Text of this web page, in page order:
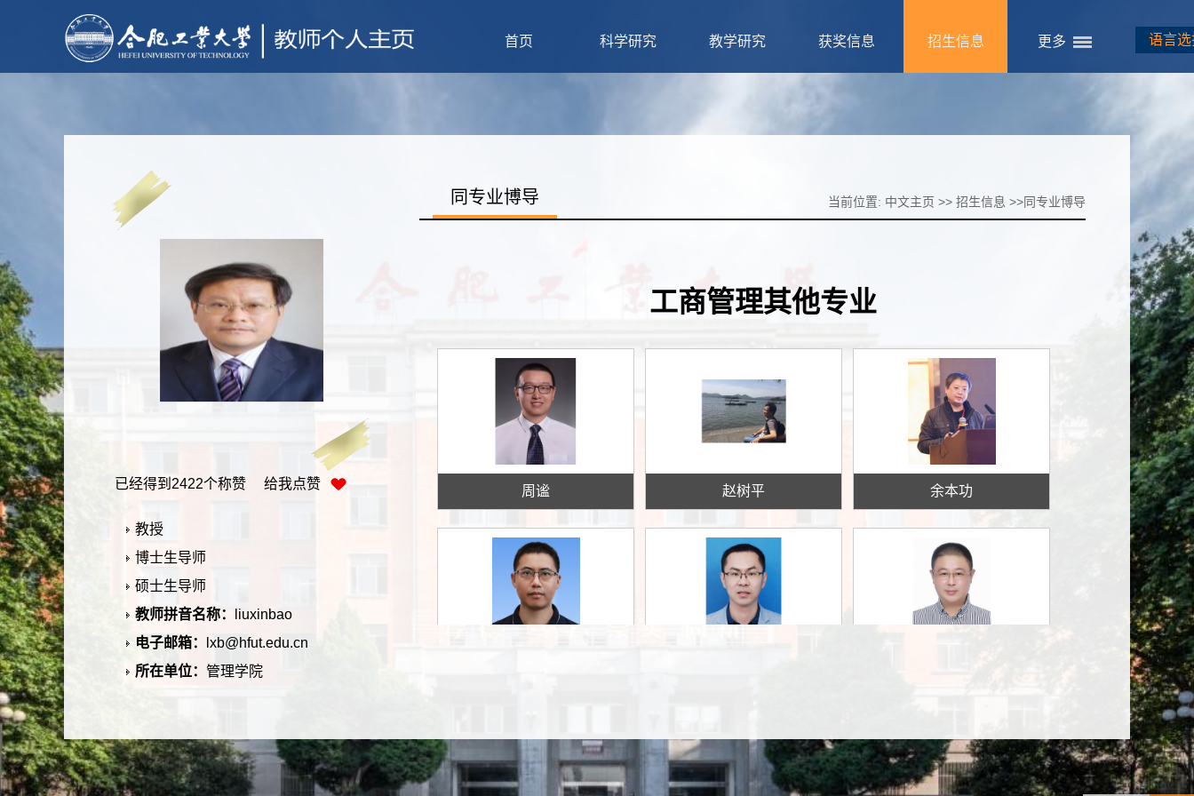
语言选
首页 科学研究 教学研究 获奖信息 招生信息 更多
已经得到 2422个称赞 给我点赞
教授
博士生导师
硕士生导师
教师拼音名称：
liuxinbao
电子邮箱：
lxb@hfut.edu.cn
所在单位： 管理学院
学位：博士学位
在职信息： 在职
同专业博导 当前位置: 中文主页 >> 招生信息 >>同专业博导
工商管理其他专业
周谧 赵树平 余本功